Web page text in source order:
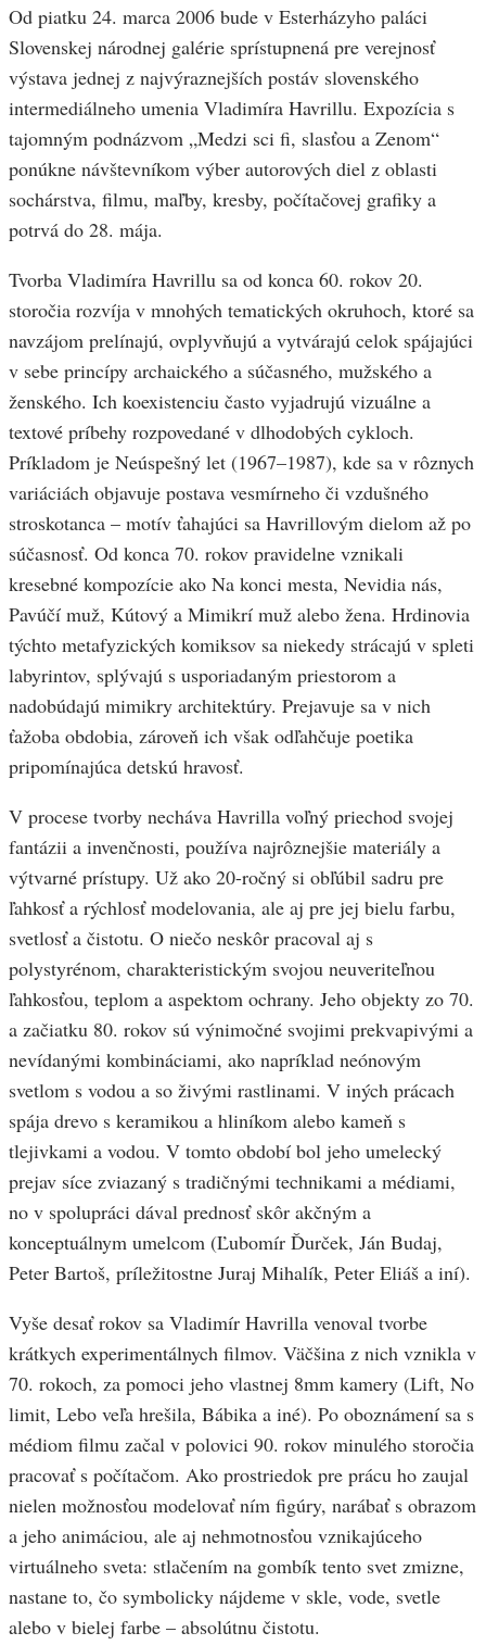
Od piatku 24. marca 2006 bude v Esterházyho paláci
Slovenskej národnej galérie sprístupnená pre verejnosť
výstava jednej z najvýraznejších postáv slovenského
intermediálneho umenia Vladimíra Havrillu. Expozícia s
tajomným podnázvom „Medzi sci fi, slasťou a Zenom“
ponúkne návštevníkom výber autorových diel z oblasti
sochárstva, filmu, maľby, kresby, počítačovej grafiky a
potrvá do 28. mája.
Tvorba Vladimíra Havrillu sa od konca 60. rokov 20.
storočia rozvíja v mnohých tematických okruhoch, ktoré sa
navzájom prelínajú, ovplyvňujú a vytvárajú celok spájajúci
v sebe princípy archaického a súčasného, mužského a
ženského. Ich koexistenciu často vyjadrujú vizuálne a
textové príbehy rozpovedané v dlhodobých cykloch.
Príkladom je Neúspešný let (1967–1987), kde sa v rôznych
variáciách objavuje postava vesmírneho či vzdušného
stroskotanca – motív ťahajúci sa Havrillovým dielom až po
súčasnosť. Od konca 70. rokov pravidelne vznikali
kresebné kompozície ako Na konci mesta, Nevidia nás,
Pavúčí muž, Kútový a Mimikrí muž alebo žena. Hrdinovia
týchto metafyzických komiksov sa niekedy strácajú v spleti
labyrintov, splývajú s usporiadaným priestorom a
nadobúdajú mimikry architektúry. Prejavuje sa v nich
ťažoba obdobia, zároveň ich však odľahčuje poetika
pripomínajúca detskú hravosť.
V procese tvorby necháva Havrilla voľný priechod svojej
fantázii a invenčnosti, používa najrôznejšie materiály a
výtvarné prístupy. Už ako 20-ročný si obľúbil sadru pre
ľahkosť a rýchlosť modelovania, ale aj pre jej bielu farbu,
svetlosť a čistotu. O niečo neskôr pracoval aj s
polystyrénom, charakteristickým svojou neuveriteľnou
ľahkosťou, teplom a aspektom ochrany. Jeho objekty zo 70.
a začiatku 80. rokov sú výnimočné svojimi prekvapivými a
nevídanými kombináciami, ako napríklad neónovým
svetlom s vodou a so živými rastlinami. V iných prácach
spája drevo s keramikou a hliníkom alebo kameň s
tlejivkami a vodou. V tomto období bol jeho umelecký
prejav síce zviazaný s tradičnými technikami a médiami,
no v spolupráci dával prednosť skôr akčným a
konceptuálnym umelcom (Ľubomír Ďurček, Ján Budaj,
Peter Bartoš, príležitostne Juraj Mihalík, Peter Eliáš a iní).
Vyše desať rokov sa Vladimír Havrilla venoval tvorbe
krátkych experimentálnych filmov. Väčšina z nich vznikla v
70. rokoch, za pomoci jeho vlastnej 8mm kamery (Lift, No
limit, Lebo veľa hrešila, Bábika a iné). Po oboznámení sa s
médiom filmu začal v polovici 90. rokov minulého storočia
pracovať s počítačom. Ako prostriedok pre prácu ho zaujal
nielen možnosťou modelovať ním figúry, narábať s obrazom
a jeho animáciou, ale aj nehmotnosťou vznikajúceho
virtuálneho sveta: stlačením na gombík tento svet zmizne,
nastane to, čo symbolicky nájdeme v skle, vode, svetle
alebo v bielej farbe – absolútnu čistotu.